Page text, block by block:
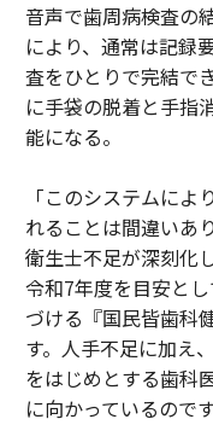
音声で歯周病検査の
により、通常は記録
査をひとりで完結で
に手袋の脱着と手指
能になる。
「このシステムに
れることは間違いあ
衛生士不足が深刻化
令和7年度を目安と
づける『国民皆歯科
す。人手不足に加え
をはじめとする歯科
に向かっているので